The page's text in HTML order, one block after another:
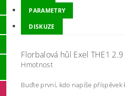
PARAMETRY
DISKUZE
Florbalová hůl Exel THE1
Hmotnost
Buďte první, kdo napíše příspěvek